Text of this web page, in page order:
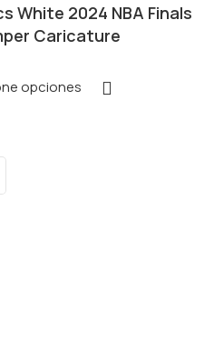
White 2024 NBA Finals
Caricature
opciones